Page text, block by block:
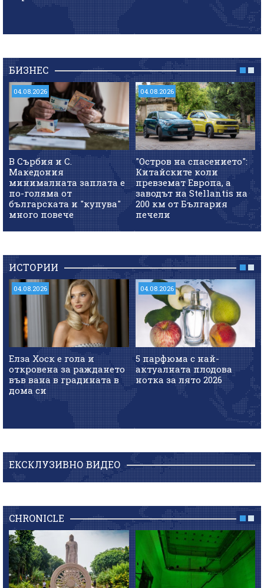
БИЗНЕС
04.08.2026
В Сърбия и С.
Македония
минималната заплата е
по-голяма от
българската и "купува"
много повече
04.08.2026
"Остров на спасението":
Китайските коли
превземат Европа, а
заводът на Stellantis на
200 км от България
печели
ИСТОРИИ
04.08.2026
Елза Хоск е гола и
откровена за раждането
във вана в градината в
дома си
04.08.2026
5 парфюма с най-
актуалната плодова
нотка за лято 2026
ЕКСКЛУЗИВНО ВИДЕО
CHRONICLE